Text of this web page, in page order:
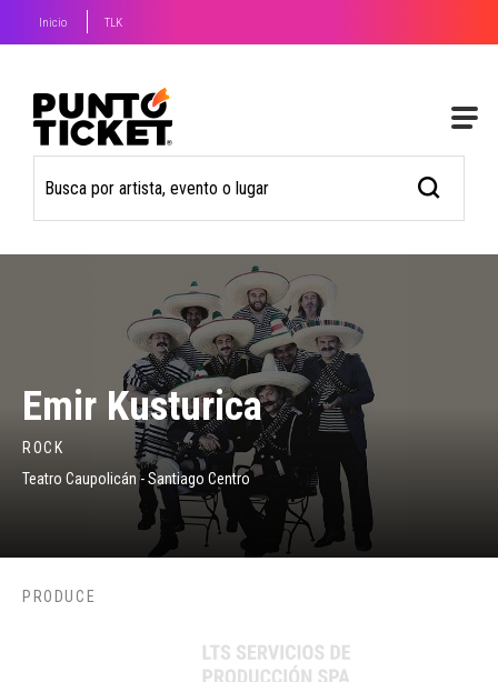
Inicio TLK
Emir Kusturica
ROCK
Teatro Caupolicán - Santiago Centro
PRODUCE